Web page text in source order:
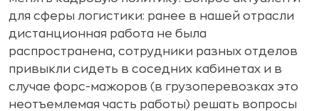
для сферы логистики: ранее в нашей отрасли
дистанционная работа не была
распространена, сотрудники разных отделов
привыкли сидеть в соседних кабинетах и в
случае форс-мажоров (в грузоперевозках это
неотъемлемая часть работы) решать вопросы